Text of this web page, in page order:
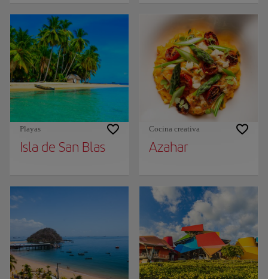
Playas
Isla de San Blas
Cocina creativa
Azahar